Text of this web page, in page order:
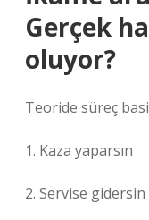
Gerçek
oluyor?
Teoride süreç
1. Kaza yaparsın
2. Servise gidersin